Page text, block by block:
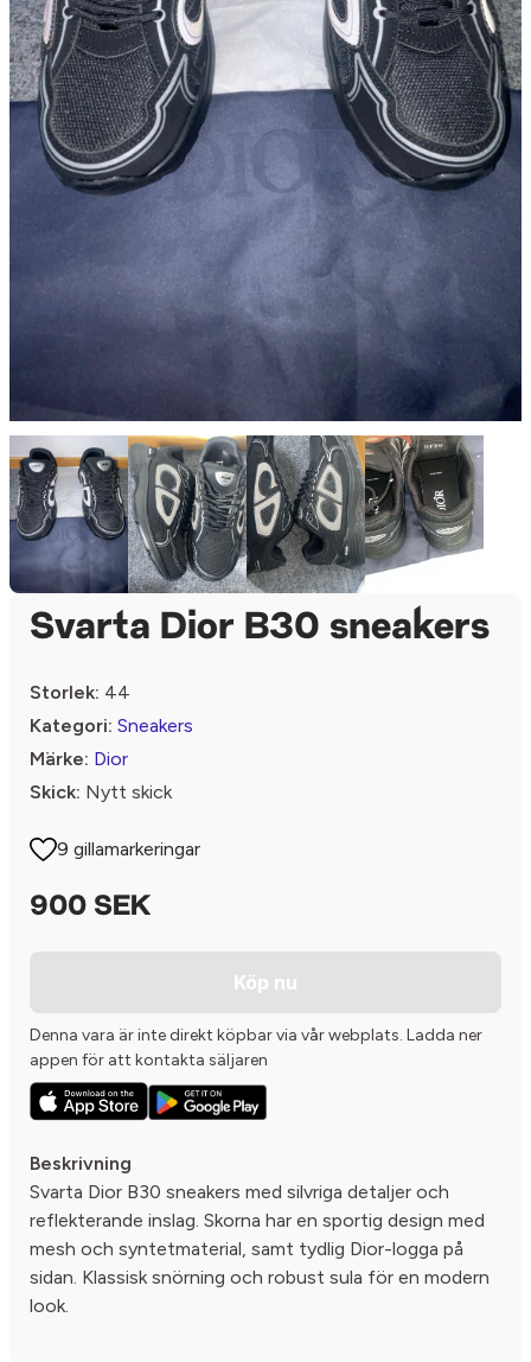
Svarta Dior B30 sneakers
Storlek: 44
Kategori: Sneakers
Märke: Dior
Skick: Nytt skick
9 gillamarkeringar
900 SEK
Köp nu
Denna vara är inte direkt köpbar via vår webplats. Ladda ner
appen för att kontakta säljaren
Beskrivning
Svarta Dior B30 sneakers med silvriga detaljer och
reflekterande inslag. Skorna har en sportig design med
mesh och syntetmaterial, samt tydlig Dior-logga på
sidan. Klassisk snörning och robust sula för en modern
look.